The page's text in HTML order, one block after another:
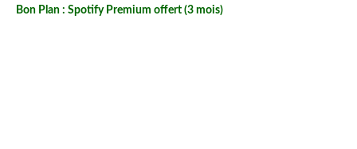
Bon Plan : Spotify Premium offert (3 mois)